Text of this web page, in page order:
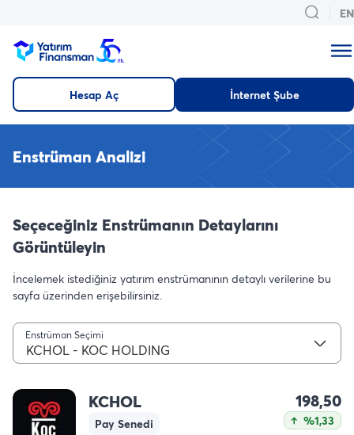
EN
Hesap Aç İnternet Şube
Enstrüman Analizi
Seçeceğiniz Enstrümanın Detaylarını
Görüntüleyin
İncelemek istediğiniz yatırım enstrümanının detaylı verilerine bu
sayfa üzerinden erişebilirsiniz.
Enstrüman Seçimi
KCHOL - KOC HOLDING
KCHOL
Pay Senedi
198,50
%1,33